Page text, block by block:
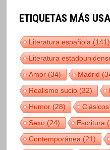
ETIQUETAS MÁS
Literatura española(141)
Literatura
Amor(34) Madrid
Realismo sucio(32)
Humor(28) Clásicos
Sexo(24) Escritura
Contemporánea(21)